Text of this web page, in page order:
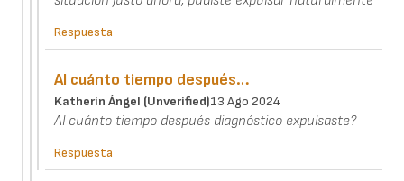
Respuesta
Al cuánto tiempo después…
Katherin Ángel (unverified)13 Ago 2024
Al cuánto tiempo después diagnóstico expulsaste?
Respuesta